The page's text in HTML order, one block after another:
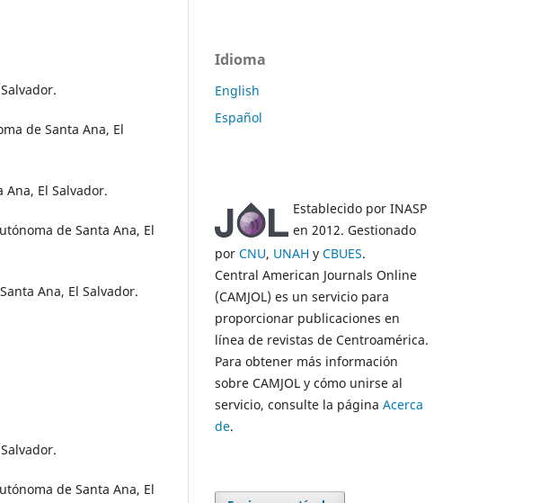
de Santa Ana, El
El Salvador.
de Santa Ana, El
Ana, El Salvador.
de Santa Ana, El
Idioma
English
Español
Establecido por INASP
en 2012. Gestionado
por CNU, UNAH y CBUES.
Central American Journals Online
(CAMJOL) es un servicio para
proporcionar publicaciones en
línea de revistas de Centroamérica.
Para obtener más información
sobre CAMJOL y cómo unirse al
servicio, consulte la página Acerca
de.